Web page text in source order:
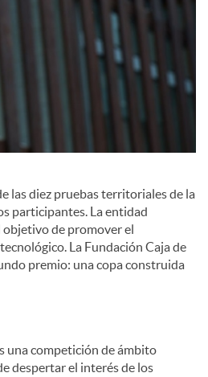
las diez pruebas territoriales de la
participantes. La entidad
de promover el
La Fundación Caja de
premio: una copa construida
una competición de ámbito
despertar el interés de los